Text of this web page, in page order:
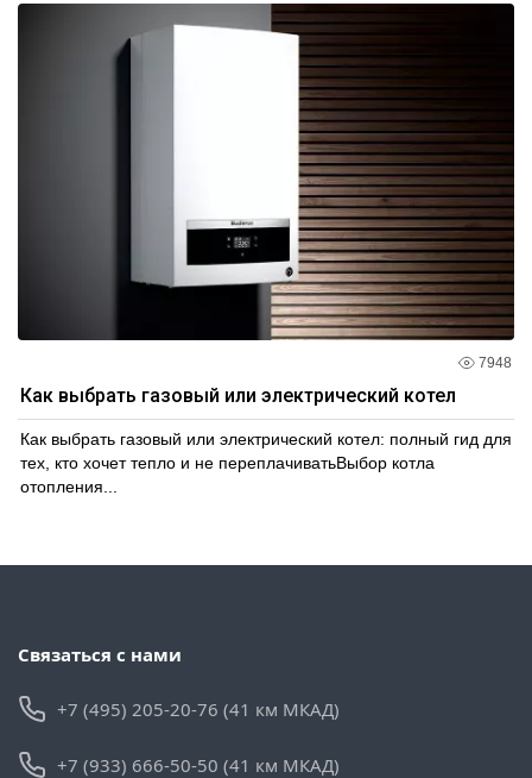
7948
Как выбрать газовый или электрический котел
Как выбрать газовый или электрический котел: полный гид для
тех, кто хочет тепло и не переплачиватьВыбор котла
отопления...
Связаться с нами
+7 (495) 205-20-76 (41 км МКАД)
+7 (933) 666-50-50 (41 км МКАД)